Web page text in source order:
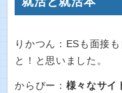
りかつん：ESも面接
と！と思いました。
からぴー： 様々なサイ